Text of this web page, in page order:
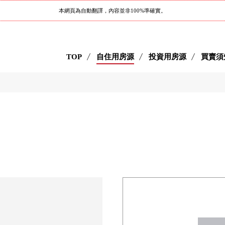
本網頁為自動翻譯，內容並非100%準確實。
TOP 自住用房源 投資用房源 買賣須